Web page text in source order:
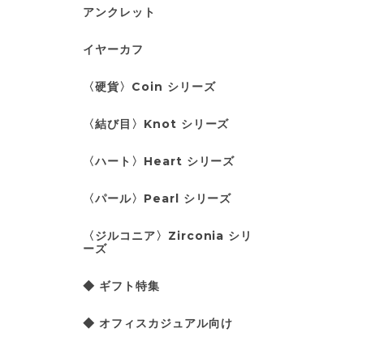
アンクレット
イヤーカフ
〈硬貨〉Coin シリーズ
〈結び目〉Knot シリーズ
〈ハート〉Heart シリーズ
〈パール〉Pearl シリーズ
〈ジルコニア〉Zirconia シリ
ーズ
◆ ギフト特集
◆ オフィスカジュアル向け